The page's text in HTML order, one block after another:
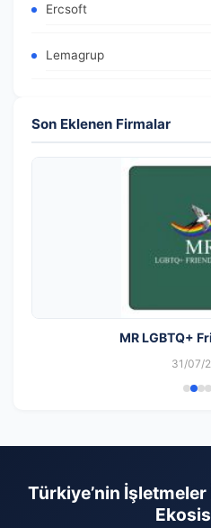
Ercsoft
Lemagrup
Son Eklenen Firmalar
MR LGBTQ+
31/07/
Türkiye’nin İşletmeler